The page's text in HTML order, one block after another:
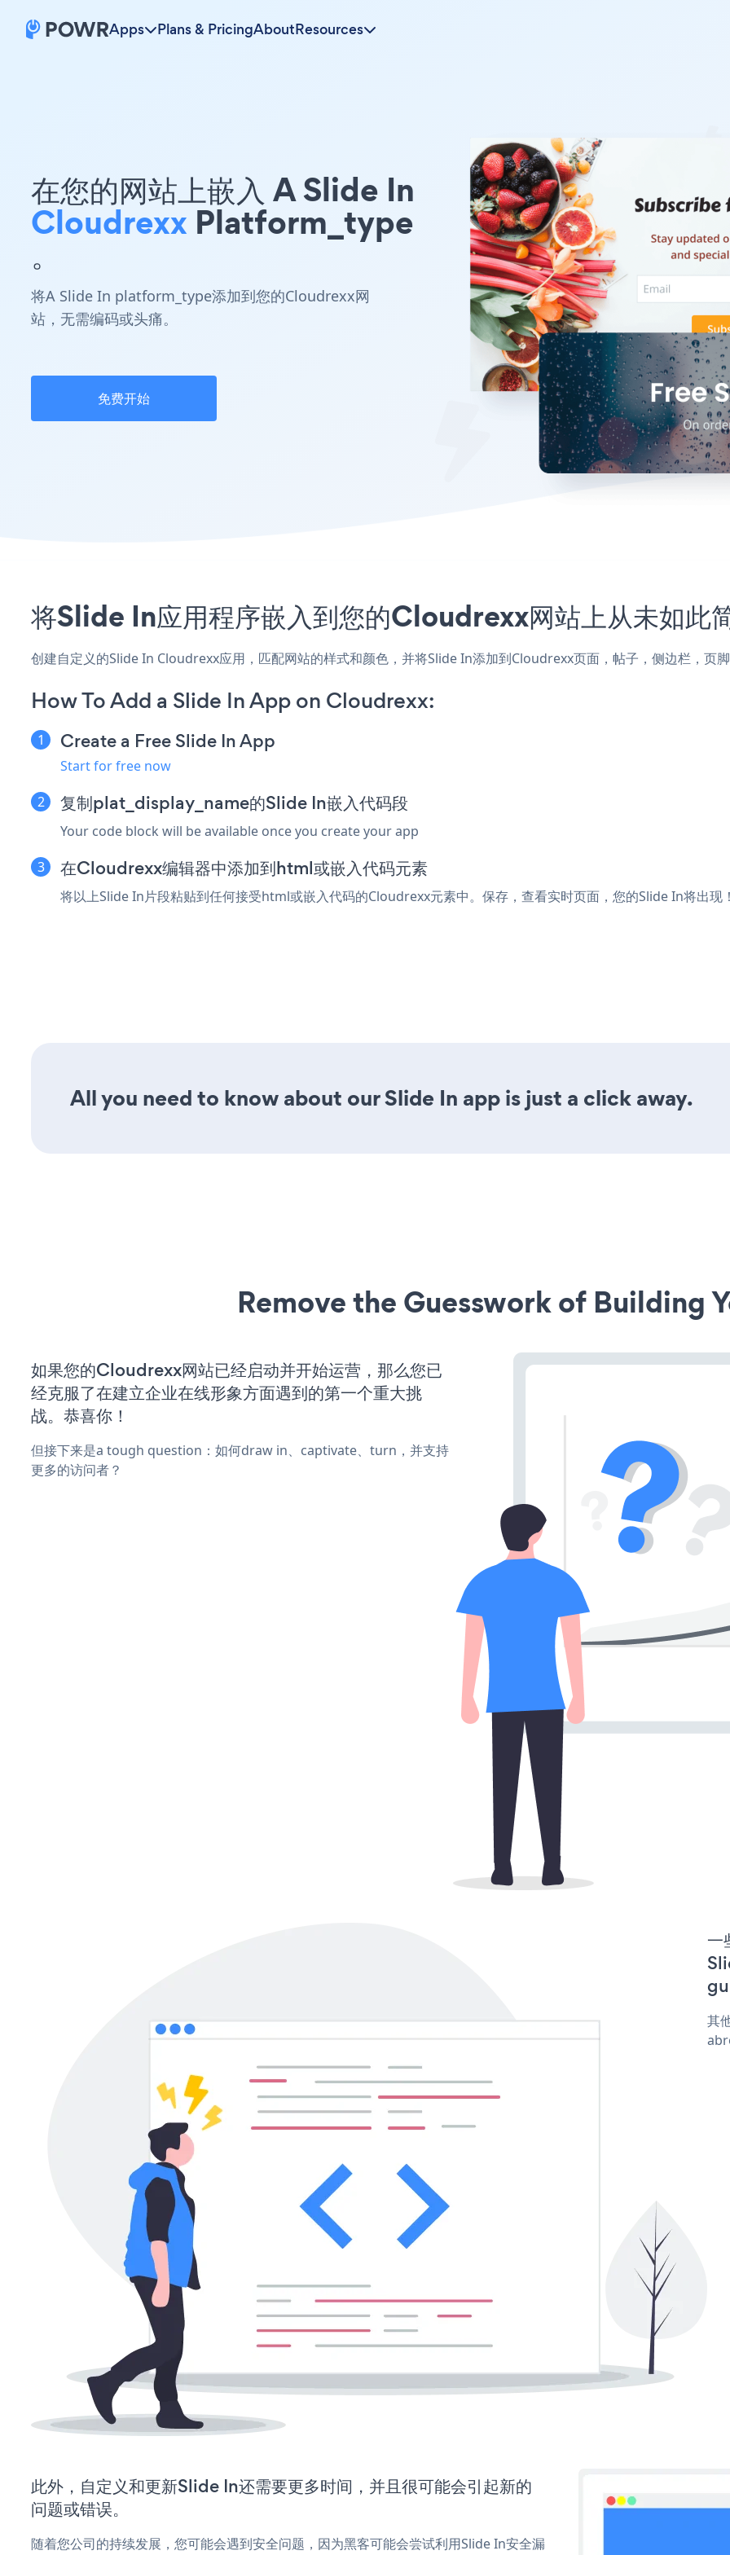
Apps Plans & PricingAboutResources
在您的网站上嵌入 A Slide In
Cloudrexx Platform_type
。
将A Slide In platform_type添加到您的Cloudrexx网
站，无需编码或头痛。
免费开始
将Slide In应用程序嵌入到您的Cloudrexx网站上从未如此
创建自定义的Slide In Cloudrexx应用，匹配网站的样式和颜色，并将Slide In添加到Cloudrexx页面，帖子，侧边栏，页
How To Add a Slide In App on Cloudrexx:
Create a Free Slide In App
Start for free now
复制plat_display_name的Slide In嵌入代码段
Your code block will be available once you create your app
在Cloudrexx编辑器中添加到html或嵌入代码元素
将以上Slide In片段粘贴到任何接受html或嵌入代码的Cloudrexx元素中。保存，查看实时页面，您的Slide In将出现
All you need to know about our Slide In app is just a click away.
Remove the Guesswork of Building
如果您的Cloudrexx网站已经启动并开始运营，那么您已
经克服了在建立企业在线形象方面遇到的第一个重大挑
战。恭喜你！
但接下来是a tough question：如何draw in、captivate、turn，并支持
更多的访问者？
一
其
此外，自定义和更新Slide In还需要更多时间，并且很可能会引起新的
问题或错误。
随着您公司的持续发展，您可能会遇到安全问题，因为黑客可能会尝试利用Slide In安全漏